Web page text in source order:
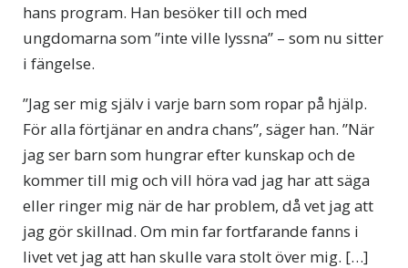
hans program. Han besöker till och med
ungdomarna som ”inte ville lyssna” – som nu sitter
i fängelse.
”Jag ser mig själv i varje barn som ropar på hjälp.
För alla förtjänar en andra chans”, säger han. ”När
jag ser barn som hungrar efter kunskap och de
kommer till mig och vill höra vad jag har att säga
eller ringer mig när de har problem, då vet jag att
jag gör skillnad. Om min far fortfarande fanns i
livet vet jag att han skulle vara stolt över mig. […]